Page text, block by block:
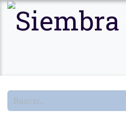
Ir al contenido